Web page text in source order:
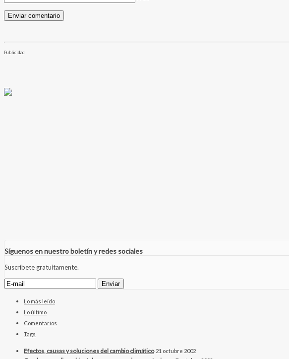
Publicidad
Síguenos en nuestro boletín y redes sociales
Suscríbete gratuitamente.
Lo más leído
Lo último
Comentarios
Tags
Efectos, causas y soluciones del cambio climático 21 octubre 2002